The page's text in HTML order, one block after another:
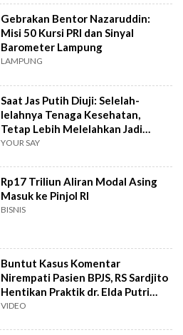
Gebrakan Bentor Nazaruddin:
Misi 50 Kursi PRI dan Sinyal
Barometer Lampung
LAMPUNG
Saat Jas Putih Diuji: Selelah-
lelahnya Tenaga Kesehatan,
Tetap Lebih Melelahkan Jadi
Pasien
YOUR SAY
Rp17 Triliun Aliran Modal Asing
Masuk ke Pinjol RI
BISNIS
Buntut Kasus Komentar
Nirempati Pasien BPJS, RS Sardjito
Hentikan Praktik dr. Elda Putri
Rahard
VIDEO